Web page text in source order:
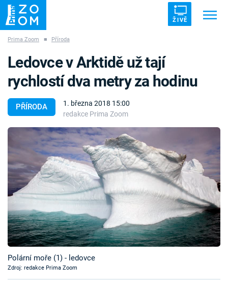
ŽIVĚ
ZÁHADY VETŘELCI DÁVNOVĚKU
Témata
Témata
Pořady
TV Program
Časopis
Sledujte prima+
Prima Zoom ■ Příroda
PŘÍRODA
1. března 2018 15:00
redakce Prima Zoom
Ledovce v Arktidě už tají
rychlostí dva metry za hodinu
Polární moře (1) - ledovce
Zdroj: redakce Prima Zoom